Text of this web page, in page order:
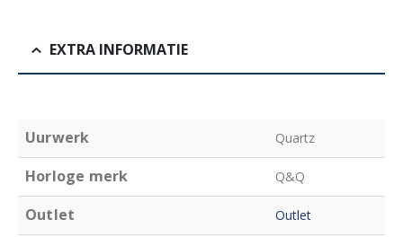
EXTRA INFORMATIE
Uurwerk Quartz
Horloge merk Q&Q
Outlet Outlet